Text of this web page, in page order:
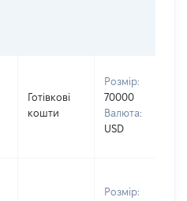
Готівкові
кошти
Розмір:
70000
Валюта:
USD
Розмір: